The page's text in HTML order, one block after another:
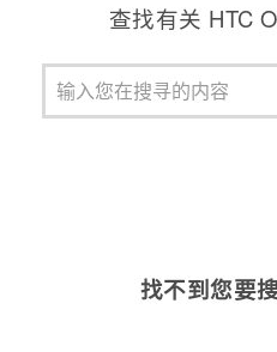
查找有关 HTC
找不到您要